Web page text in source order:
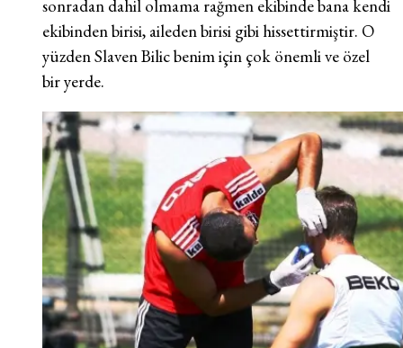
sonradan dahil olmama rağmen ekibinde bana kendi
ekibinden birisi, aileden birisi gibi hissettirmiştir. O
yüzden Slaven Bilic benim için çok önemli ve özel
bir yerde.